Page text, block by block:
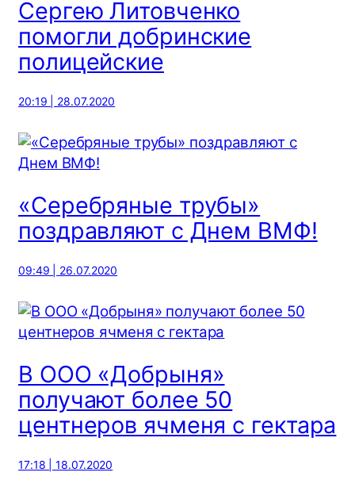
Сергею Литовченко
помогли добринские
полицейские
20:19 | 28.07.2020
«Серебряные трубы»
поздравляют с Днем ВМФ!
09:49 | 26.07.2020
В ООО «Добрыня»
получают более 50
центнеров ячменя с гектара
17:18 | 18.07.2020